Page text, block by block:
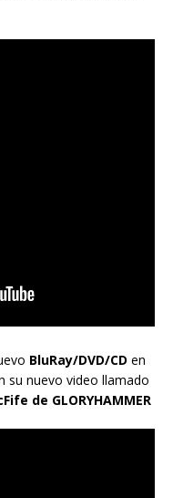
BluRay/DVD/CD en
su nuevo video llamado
de GLORYHAMMER